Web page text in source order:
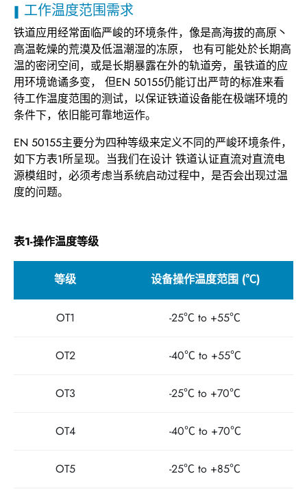
工作温度范围需求
铁道应用经常面临严峻的环境条件，像是高海拔的高原丶
高温乾燥的荒漠及低温潮湿的冻原， 也有可能处於长期高
温的密闭空间，或是长期暴露在外的轨道旁，虽铁道的应
用环境诡谲多变， 但EN 50155仍能订出严苛的标准来看
待工作温度范围的测试，以保证铁道设备能在极端环境的
条件下，依旧能可靠地运作。
EN 50155主要分为四种等级来定义不同的严峻环境条件，
如下方表1所呈现。当我们在设计 铁道认证直流对直流电
源模组时，必须考虑当系统启动过程中，是否会出现过温
度的问题。
表1-操作温度等级
等级 设备操作温度范围 (℃)
OT1 -25℃ to +55℃
OT2 -40℃ to +55℃
OT3 -25℃ to +70℃
OT4 -40℃ to +70℃
OT5 -25℃ to +85℃
应用支持
知识博客
产品文件
企业视频
关于捷拓
新闻中心
联络我们